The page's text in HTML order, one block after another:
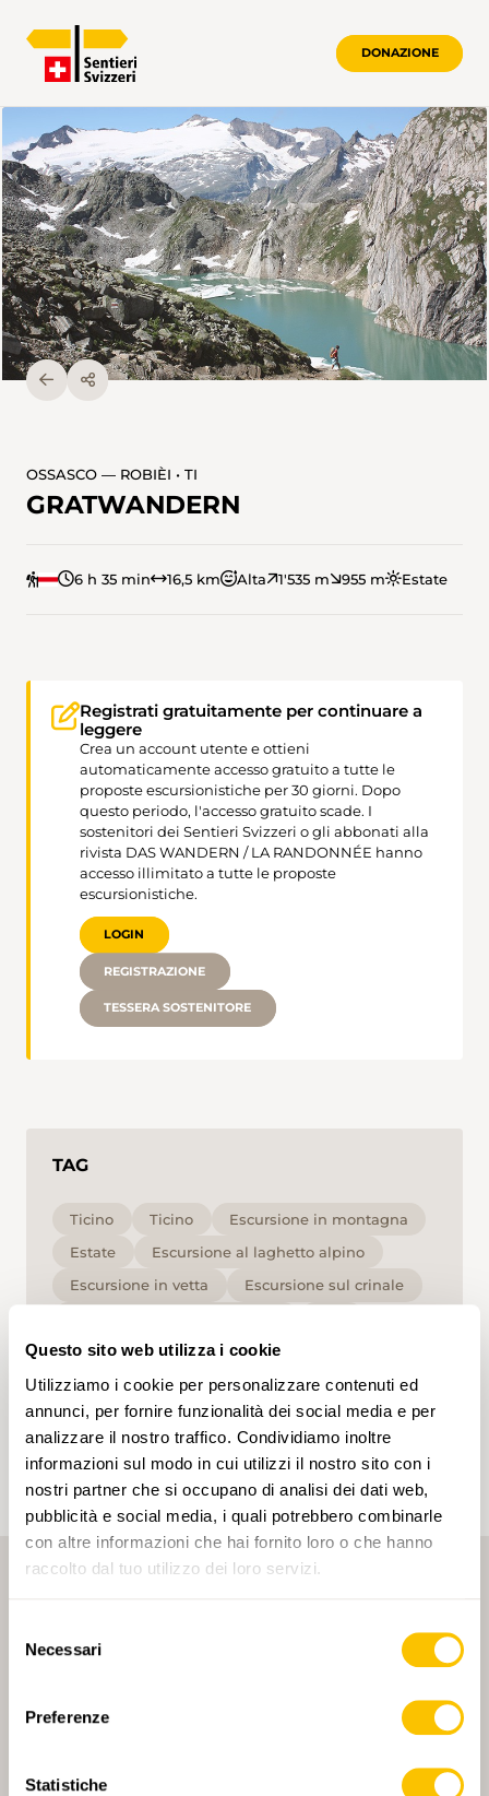
Questo sito web utilizza i cookie
Utilizziamo i cookie per personalizzare contenuti ed
annunci, per fornire funzionalità dei social media e per
analizzare il nostro traffico. Condividiamo inoltre
informazioni sul modo in cui utilizzi il nostro sito con i
nostri partner che si occupano di analisi dei dati web,
pubblicità e social media, i quali potrebbero combinarle
con altre informazioni che hai fornito loro o che hanno
raccolto dal tuo utilizzo dei loro servizi.
delNecessari
Preferenze
Statistiche
DONAZIONE
OSSASCO — ROBIÈI • TI
GRATWANDERN
6 h 35 min 16,5 km Alta 1'535 m 955 m Estate
Registrati gratuitamente per continuare a
leggere
Crea un account utente e ottieni
automaticamente accesso gratuito a tutte le
proposte escursionistiche per 30 giorni. Dopo
questo periodo, l'accesso gratuito scade. I
sostenitori dei Sentieri Svizzeri o gli abbonati alla
rivista DAS WANDERN / LA RANDONNÉE hanno
accesso illimitato a tutte le proposte
escursionistiche.
LOGIN
REGISTRAZIONE
TESSERA SOSTENITORE
TAG
Ticino Ticino
Escursione in montagna
Estate
Escursione al laghetto alpino
Escursione in vetta
Escursione sul crinale
Cliccando su un tag, puoi aggiungerlo al tuo
account e ottenere contenuti personalizzati in base
ai tuoi interessi. I tag possono essere salvati solo in
un account.